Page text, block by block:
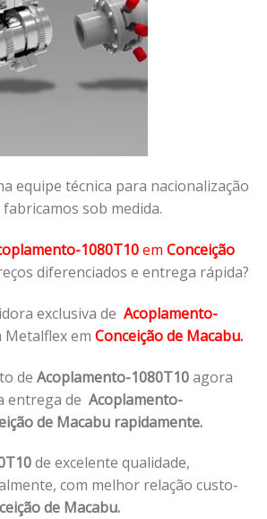
equipe técnica para nacionalização
sob medida.
1080T10em Conceição
diferenciados e entrega rápida?
exclusiva de Acoplamento-
Metalflex em Conceição de Macabu.
de Acoplamento-1080T10agora
entrega de Acoplamento-
de Macabu rapidamente.
de excelente qualidade,
com melhor relação custo-
de Macabu.